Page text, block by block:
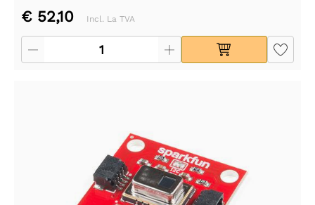
€ 52,10 Incl. La TVA